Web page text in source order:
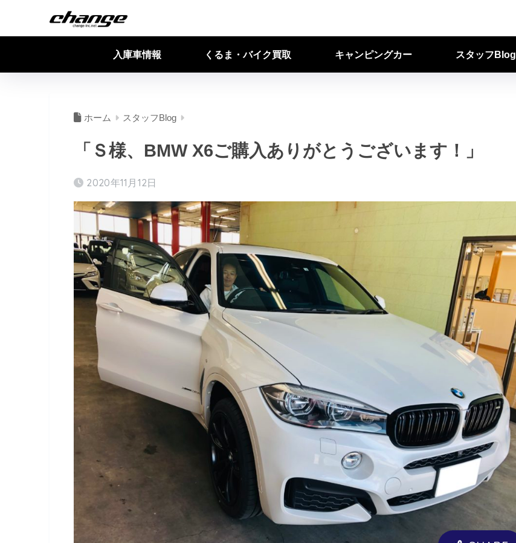
入庫車情報 くるま・バイク買取 キャンピングカー スタッフBlog
ホーム スタッフBlog
「Ｓ様、BMW X6ご購入ありがとうございます！」
2020年11月12日